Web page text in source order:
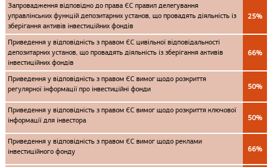
Запровадження відповідно до права ЄС правил делегування
управлінських функцій депозитарних установ, що провадять діяльність із
зберігання активів інвестиційних фондів
25%
Приведення у відповідність з правом ЄС цивільної відповідальності
депозитарних установ, що провадять діяльність із зберігання активів
інвестиційних фондів
66%
Приведення у відповідність з правом ЄС вимог щодо розкриття
регулярної інформації про інвестиційні фонди
50%
Приведення у відповідність з правом ЄС вимог щодо розкриття ключової
інформації для інвестора
50%
Приведення у відповідність з правом ЄС вимог щодо реклами
інвестиційного фонду
66%